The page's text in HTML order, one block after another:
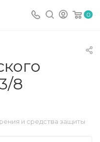
0
8
и средства защиты